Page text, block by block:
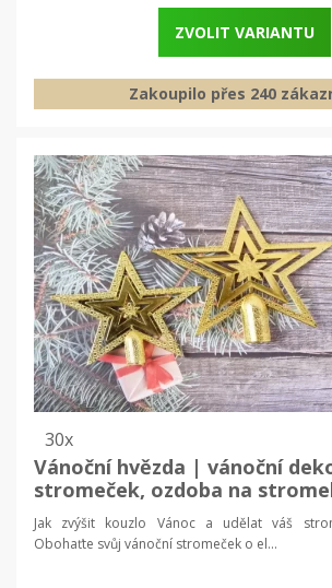
ZVOLIT VARIANTU
Zakoupilo přes 240
30x
Vánoční hvězda | vánoční
stromeček, ozdoba na
Jak zvýšit kouzlo Vánoc a udělat váš
Obohaťte svůj vánoční stromeček o el...